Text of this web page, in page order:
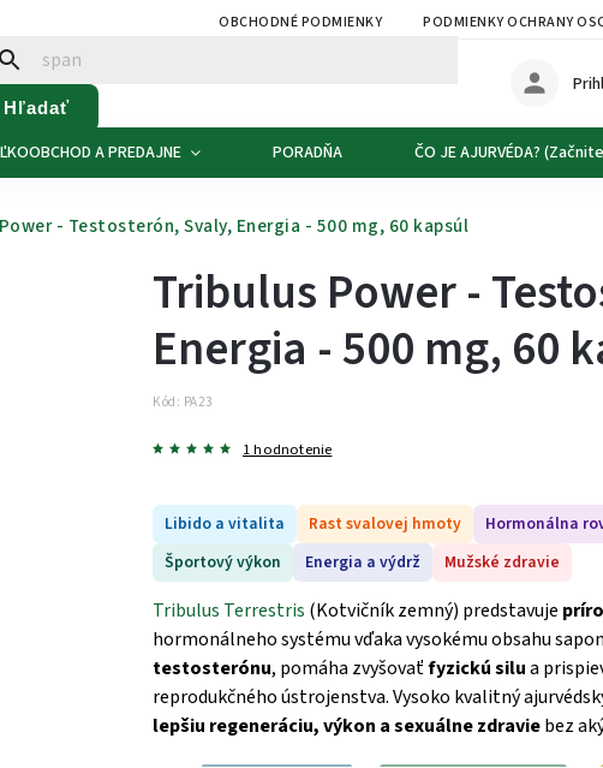
OBCHODNÉ PODMIENKY PODMIENKY OCHRANY
Hľadať
A PREDAJNE PORADŇA ČO JE AJURVÉDA?
- Testosterón, Svaly, Energia - 500 mg, 60 kapsúl
Tribulus Power -
Energia - 500 mg, 60
Kód: PA23
1 hodnotenie
Libido a vitalita Rast svalovej hmoty Hormonálna
Športový výkon
Energia a výdrž Mužské zdravie
Tribulus Terrestris (Kotvičník zemný) predstavuje
hormonálneho systému vďaka vysokému obsahu
testosterónu, pomáha zvyšovaťfyzickú silua
reprodukčného ústrojenstva.Vysoko kvalitný
lepšiu regeneráciu, výkon a sexuálne zdraviebez